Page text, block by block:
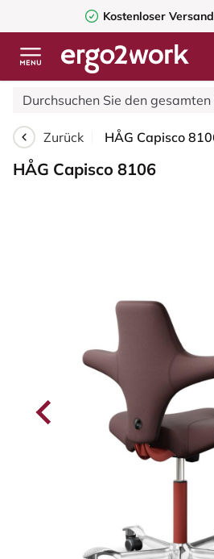
Kostenloser Versand
Zurück
HÅG Capisco 8106